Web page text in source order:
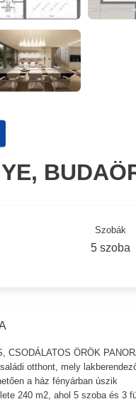
Szobák
5 szoba
CSODÁLATOS ÖRÖK
otthont, mely
a ház fényárban úszik
240 m2, ahol 5 szoba és 3